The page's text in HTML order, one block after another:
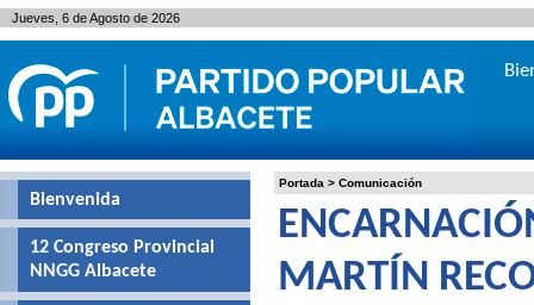
Portada > Comunicación
MARTÍN
Bienvenida
12 Congreso Provincial
NNGG Albacete
Jueves, 6 de Agosto de 2026